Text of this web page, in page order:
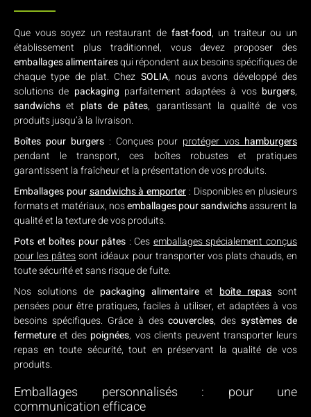
Que vous soyez un restaurant de fast-food, un traiteur ou un
établissement plus traditionnel, vous devez proposer des
emballages alimentairesqui répondent aux besoins spécifiques de
chaque type de plat. Chez SOLIA, nous avons développé des
solutions de packaging parfaitement adaptées à vos burgers,
sandwichs et plats de pâtes, garantissant la qualité de vos
produits jusqu’à la livraison.
Boîtes pour burgers: Conçues pour protéger vos hamburgers
pendant le transport, ces boîtes robustes et pratiques
garantissent la fraîcheur et la présentation de vos produits.
Emballages poursandwichs à emporter : Disponibles en plusieurs
formats et matériaux, nosemballages pour sandwichsassurent la
qualité et la texture de vos produits.
Pots et boîtes pour pâtes : Ces emballages spécialement conçus
pour les pâtessont idéaux pour transporter vos plats chauds, en
toute sécurité et sans risque de fuite.
Nos solutions de packaging alimentaireet boîte repas sont
pensées pour être pratiques, faciles à utiliser, et adaptées à vos
besoins spécifiques. Grâce à descouvercles, dessystèmes de
fermeture et des poignées, vos clients peuvent transporter leurs
repas en toute sécurité, tout en préservant la qualité de vos
produits.
Emballages personnalisés : pour une
communication efficace